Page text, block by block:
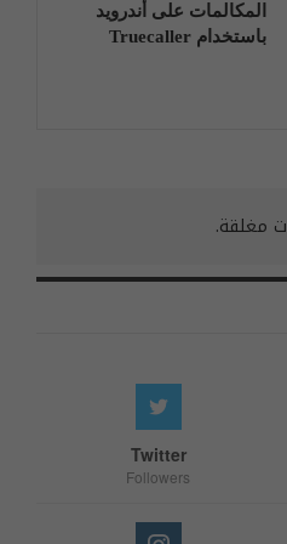
المكالمات على أندرويد
باستخدام Truecaller
مغلقة.
Twitter
Followers